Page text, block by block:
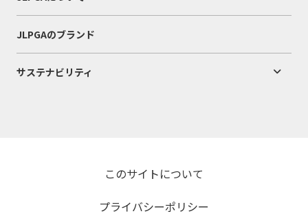
JLPGAのブランド
サステナビリティ
このサイトについて
プライバシーポリシー